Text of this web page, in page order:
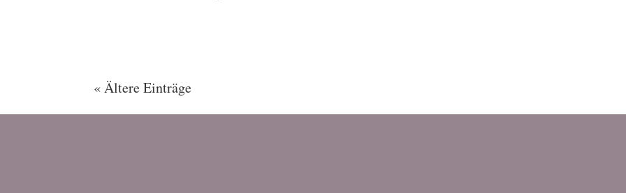
« Ältere Einträge